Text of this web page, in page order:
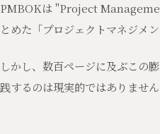
PMBOKは "Project
とめた「プロジェクトマネジメ
しかし、数百ページに及ぶこの
践するのは現実的ではありませ